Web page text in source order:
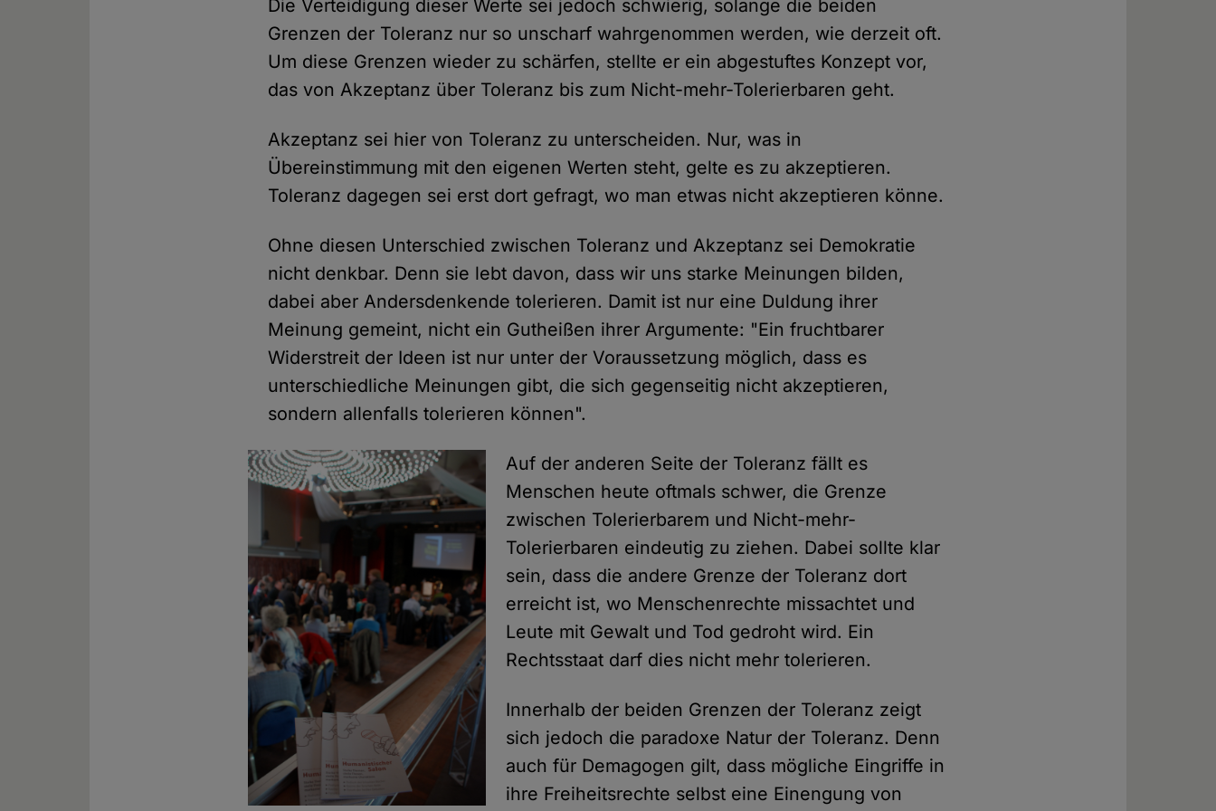
Die Verteidigung dieser Werte sei jedoch schwierig, solange die beiden
Grenzen der Toleranz nur so unscharf wahrgenommen werden, wie derzeit oft.
Um diese Grenzen wieder zu schärfen, stellte er ein abgestuftes Konzept vor,
das von Akzeptanz über Toleranz bis zum Nicht-mehr-Tolerierbaren geht.
Akzeptanz sei hier von Toleranz zu unterscheiden. Nur, was in
Übereinstimmung mit den eigenen Werten steht, gelte es zu akzeptieren.
Toleranz dagegen sei erst dort gefragt, wo man etwas nicht akzeptieren könne.
Ohne diesen Unterschied zwischen Toleranz und Akzeptanz sei Demokratie
nicht denkbar. Denn sie lebt davon, dass wir uns starke Meinungen bilden,
dabei aber Andersdenkende tolerieren. Damit ist nur eine Duldung ihrer
Meinung gemeint, nicht ein Gutheißen ihrer Argumente: "Ein fruchtbarer
Widerstreit der Ideen ist nur unter der Voraussetzung möglich, dass es
unterschiedliche Meinungen gibt, die sich gegenseitig nicht akzeptieren,
sondern allenfalls tolerieren können".
Auf der anderen Seite der Toleranz fällt es
Menschen heute oftmals schwer, die Grenze
zwischen Tolerierbarem und Nicht-mehr-
Tolerierbaren eindeutig zu ziehen. Dabei sollte klar
sein, dass die andere Grenze der Toleranz dort
erreicht ist, wo Menschenrechte missachtet und
Leute mit Gewalt und Tod gedroht wird. Ein
Rechtsstaat darf dies nicht mehr tolerieren.
Innerhalb der beiden Grenzen der Toleranz zeigt
sich jedoch die paradoxe Natur der Toleranz. Denn
auch für Demagogen gilt, dass mögliche Eingriffe in
ihre Freiheitsrechte selbst eine Einengung von